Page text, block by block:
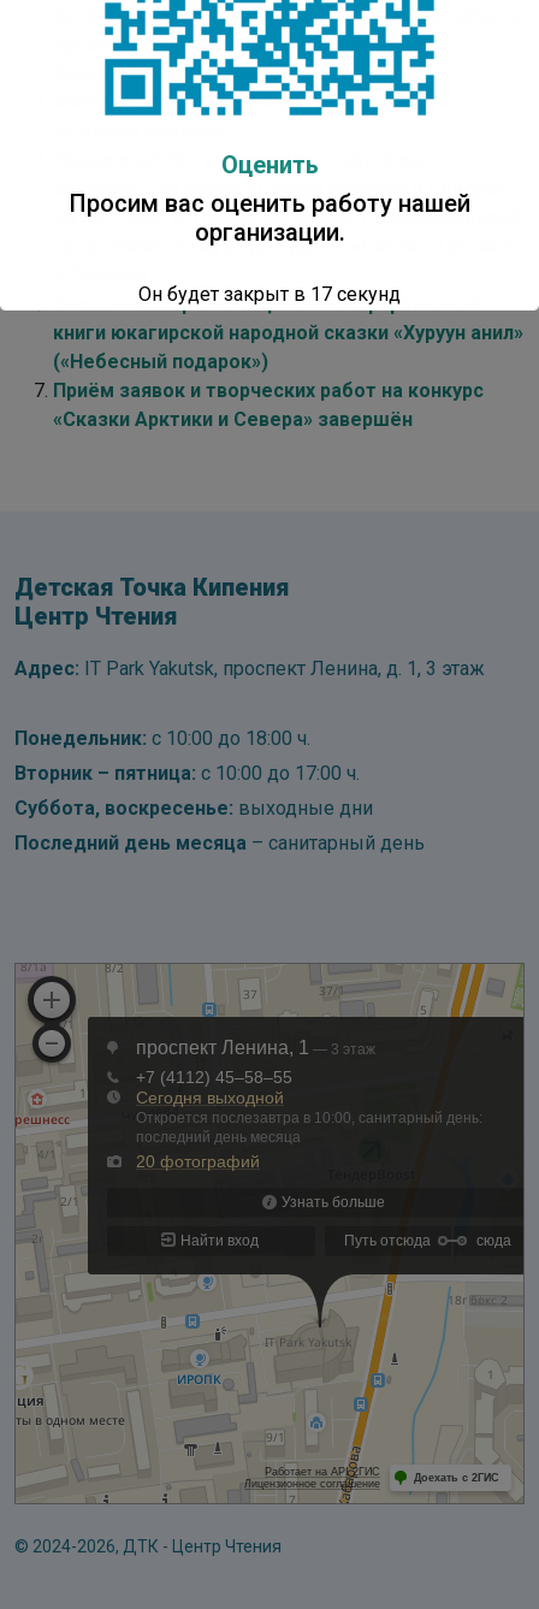
сказки «Конек-Горбунок», в рамках масштабного
проекта «БиблиоОлимп.Россия»
Сказки Северного сияния
БиблиоОлимп: финальный турнир «Сказки
Положение Всероссийского творческого
конкурса для детей «Сказки Арктики и Севера»
«ДТК – центр чтения» объявляет Всероссийский
творческий конкурс для детей «Сказки Арктики
Состоялась презентация иллюстрированной
книги юкагирской народной сказки «Хуруун анил»
(«Небесный подарок»)
Приём заявок и творческих работ на конкурс
«Сказки Арктики и Севера» завершён
Детская Точка Кипения
Центр Чтения
Адрес: IT Park Yakutsk, проспект Ленина, д. 1, 3 этаж
Понедельник: с 10:00 до 18:00 ч.
Вторник – пятница: с 10:00 до 17:00 ч.
Суббота, воскресенье: выходные дни
Последний день месяца – санитарный день
© 2024-2026, ДТК - Центр Чтения
Оценить
Просим вас оценить работу нашей
организации.
Он будет закрыт в 16 секунд